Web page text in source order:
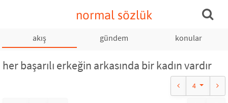
normal sözlük
akış gündem konular
her başarılı erkeğin arkasında bir kadın vardır
4